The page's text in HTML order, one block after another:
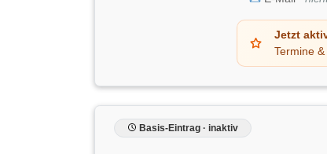
Jetzt
Termine
Basis-Eintrag · inaktiv